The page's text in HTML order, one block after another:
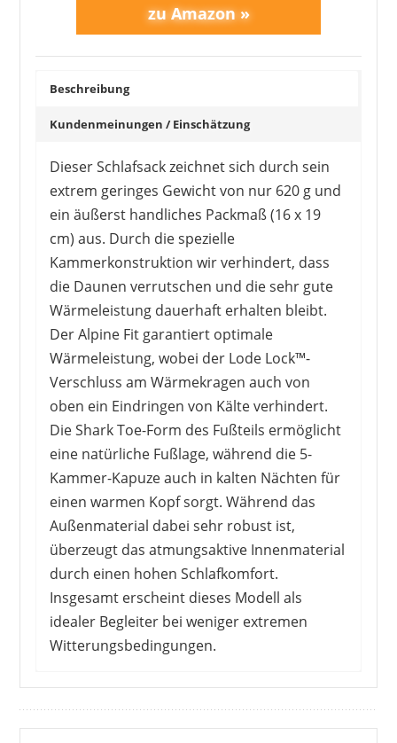
Beschreibung
Kundenmeinungen / Einschätzung
Dieser Schlafsack zeichnet sich durch sein
extrem geringes Gewicht von nur 620 g und
ein äußerst handliches Packmaß (16 x 19
cm) aus. Durch die spezielle
Kammerkonstruktion wir verhindert, dass
die Daunen verrutschen und die sehr gute
Wärmeleistung dauerhaft erhalten bleibt.
Der Alpine Fit garantiert optimale
Wärmeleistung, wobei der Lode Lock™-
Verschluss am Wärmekragen auch von
oben ein Eindringen von Kälte verhindert.
Die Shark Toe-Form des Fußteils ermöglicht
eine natürliche Fußlage, während die 5-
Kammer-Kapuze auch in kalten Nächten für
einen warmen Kopf sorgt. Während das
Außenmaterial dabei sehr robust ist,
überzeugt das atmungsaktive Innenmaterial
durch einen hohen Schlafkomfort.
Insgesamt erscheint dieses Modell als
idealer Begleiter bei weniger extremen
Witterungsbedingungen.
KäuferInnen dieses Schlafsacks sind hoch
zufrieden. Insbesondere das geringe Gewicht
und das sehr kompakte Packmaß überzeugen